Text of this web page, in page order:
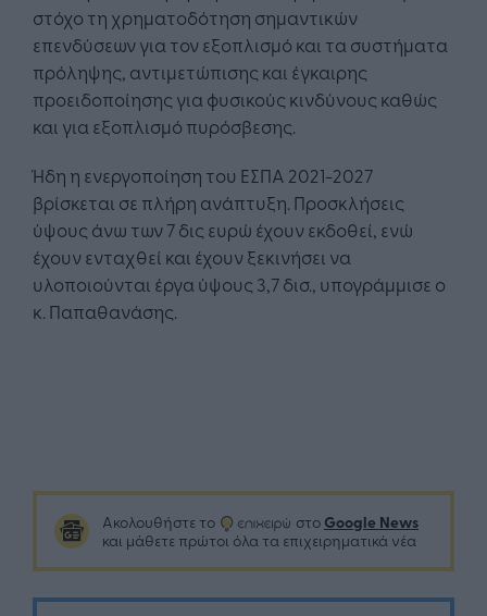
στόχο τη χρηματοδότηση σημαντικών
επενδύσεων για τον εξοπλισμό και τα συστήματα
πρόληψης, αντιμετώπισης και έγκαιρης
προειδοποίησης για φυσικούς κινδύνους καθώς
και για εξοπλισμό πυρόσβεσης.
Ήδη η ενεργοποίηση του ΕΣΠΑ 2021-2027
βρίσκεται σε πλήρη ανάπτυξη. Προσκλήσεις
ύψους άνω των 7 δις ευρώ έχουν εκδοθεί, ενώ
έχουν ενταχθεί και έχουν ξεκινήσει να
υλοποιούνται έργα ύψους 3,7 δισ., υπογράμμισε ο
κ. Παπαθανάσης.
Ακολουθήστε το στο Google News
και μάθετε πρώτοι όλα τα επιχειρηματικά νέα